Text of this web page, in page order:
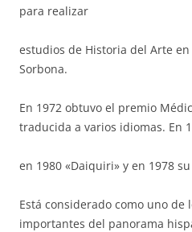
para realizar
estudios de Historia del Arte
Sorbona.
En 1972 obtuvo el premio
traducida a varios idiomas. En
en 1980 «Daiquiri» y en 1978
Está considerado como uno de
importantes del panorama